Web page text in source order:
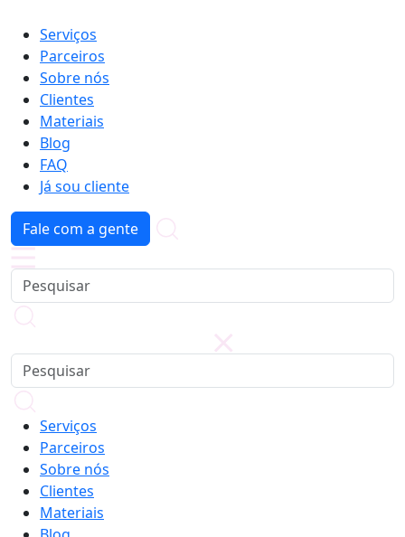
Serviços
Parceiros
Sobre nós
Clientes
Materiais
Blog
FAQ
Já sou cliente
Fale com a gente
Serviços
Parceiros
Sobre nós
Clientes
Materiais